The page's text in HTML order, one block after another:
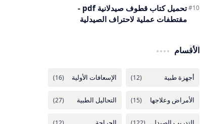
تحميل كتاب قطوف صيدلانية pdf -
مقتطفات عملية لاحتراف الصيدلية
الأقسام